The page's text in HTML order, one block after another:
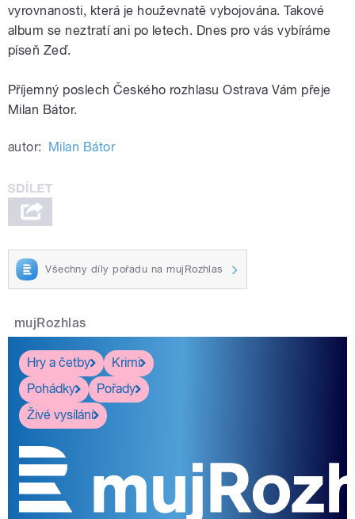
vyrovnanosti, která je houževnatě vybojována. Takové
album se neztratí ani po letech. Dnes pro vás vybíráme
píseň Zeď.
Příjemný poslech Českého rozhlasu Ostrava Vám přeje
Milan Bátor.
autor: Milan Bátor
Všechny díly pořadu na mujRozhlas
mujRozhlas
Hry a četby
Krimi
Pohádky
Pořady
Živé vysílání